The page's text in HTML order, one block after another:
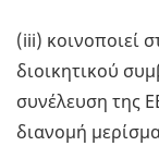
(iii) κοινοποιεί
διοικητικού
συνέλευση της
διανομή